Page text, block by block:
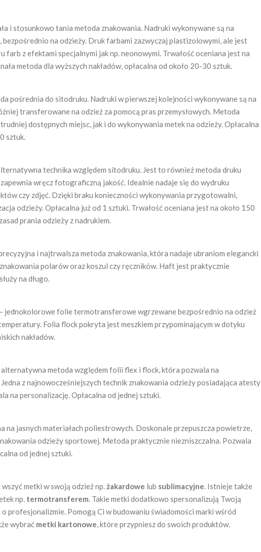
i stosunkowo tania metoda znakowania. Nadruki wykonywane są na
na odzieży. Druk farbami zazwyczaj plastizolowymi, ale jest
farb z efektami specjalnymi jak np. neonowymi. Trwałość oceniana jest na
metoda dla wyższych nakładów, opłacalna od około 20-30 sztuk.
pośrednia do sitodruku. Nadruki w pierwszej kolejności wykonywane są na
transferowane na odzież za pomocą pras przemysłowych. Metoda
dostępnych miejsc, jak i do wykonywania metek na odzieży. Opłacalna
sztuk.
technika względem sitodruku. Jest to również metoda druku
wręcz fotograficzną jakość. Idealnie nadaje się do wydruku
czy zdjęć. Dzięki braku konieczności wykonywania przygotowalni,
odzieży. Opłacalna już od 1 sztuki. Trwałość oceniana jest na około 150
prania odzieży z nadrukiem.
i najtrwalsza metoda znakowania, która nadaje ubraniom elegancki
polarów oraz koszul czy ręczników. Haft jest praktycznie
na długo.
– jednokolorowe folie termotransferowe wgrzewane bezpośrednio na odzież
Folia flock pokryta jest meszkiem przypominającym w dotyku
nakładów.
alternatywna metoda względem folii flex i flock, która pozwala na
z najnowocześniejszych technik znakowania odzieży posiadająca atesty
na personalizację. Opłacalna od jednej sztuki.
na jasnych materiałach poliestrowych. Doskonale przepuszcza powietrze,
odzieży sportowej. Metoda praktycznie niezniszczalna. Pozwala
od jednej sztuki.
metki w swoją odzież np.żakardowe lub sublimacyjne. Istnieje także
np. termotransferem. Takie metki dodatkowo spersonalizują Twoją
o profesjonalizmie. Pomogą Ci w budowaniu świadomości marki wśród
wybrać metki kartonowe, które przypniesz do swoich produktów.